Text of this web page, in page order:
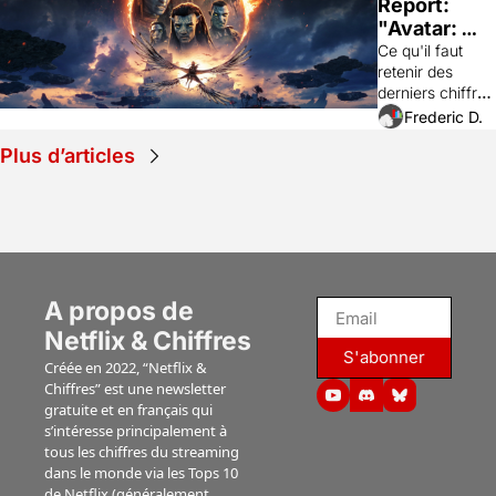
Report:
"Avatar:
Fire & Ash"
(Disney+),
"The Sheep
Detectives"
Ce qu'il faut
retenir des
derniers chiffres
de visionnages
Frederic D.
Plus d’articles
A propos de
Netflix & Chiffres
Créée en 2022, “Netflix &
Chiffres” est une newsletter
gratuite et en français qui
s’intéresse principalement à
tous les chiffres du streaming
dans le monde via les Tops 10
S'abonner